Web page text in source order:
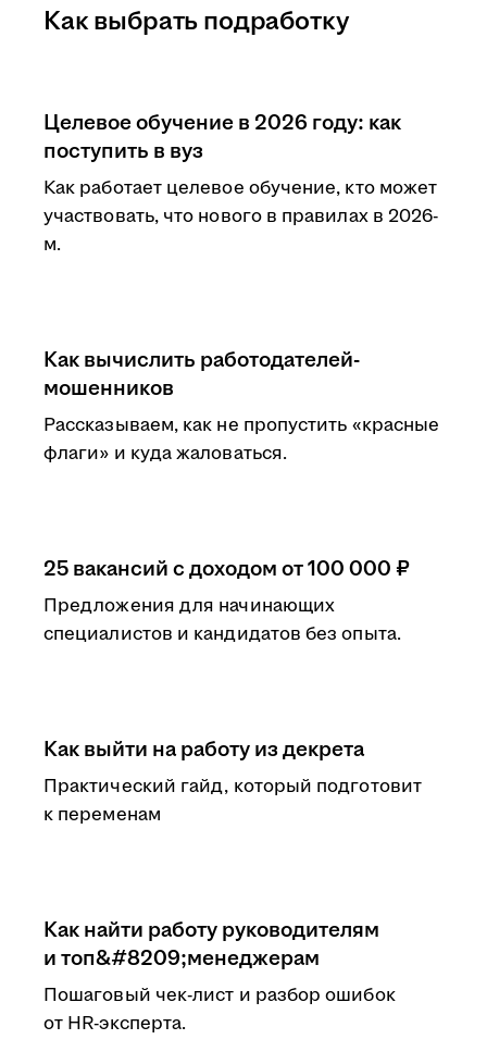
Как выбрать подработку
Целевое обучение в 2026 году: как
поступить в вуз
Как работает целевое обучение, кто может
участвовать, что нового в правилах в 2026-
м.
Как вычислить работодателей-
мошенников
Рассказываем, как не пропустить «красные
флаги» и куда жаловаться.
25 вакансий с доходом от 100 000 ₽
Предложения для начинающих
специалистов и кандидатов без опыта.
Как выйти на работу из декрета
Практический гайд, который подготовит
к переменам
Как найти работу руководителям
и топ&#8209;менеджерам
Пошаговый чек-лист и разбор ошибок
от HR-эксперта.